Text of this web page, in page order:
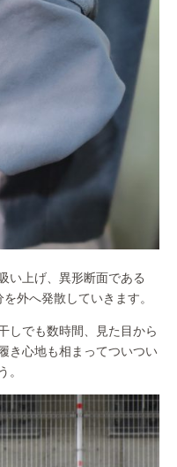
い上げ、異形断面である
外へ発散していきます。
しでも数時間、見た目から
き心地も相まってついつい
。